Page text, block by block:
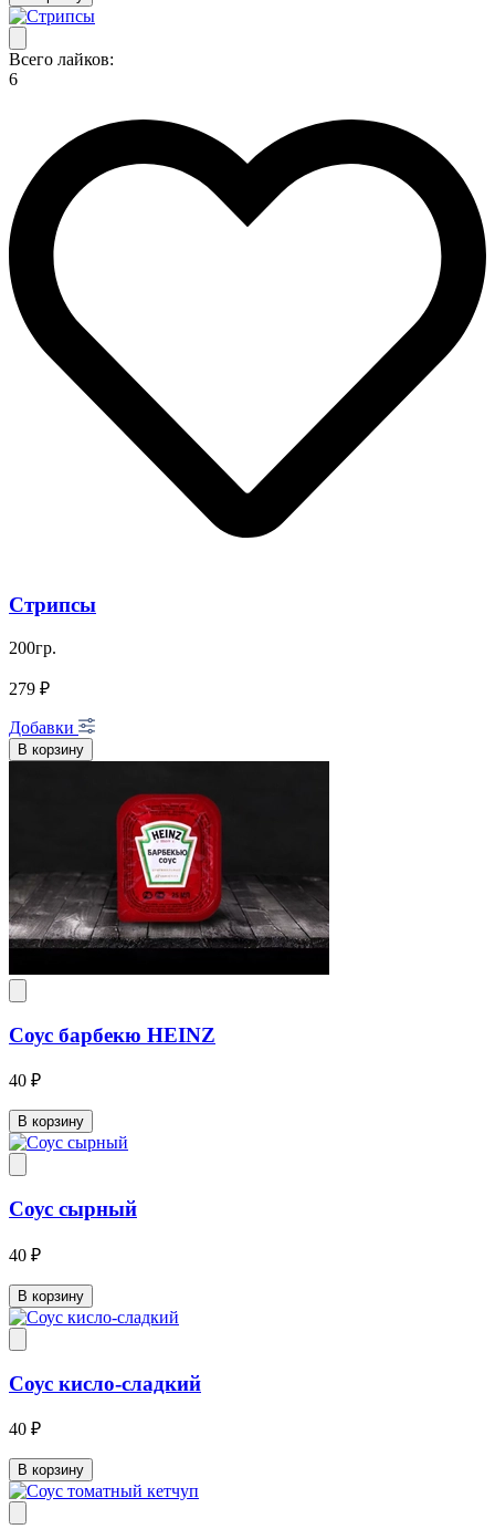
Всего лайков:
6
Стрипсы
200гр.
279 ₽
Добавки
В корзину
Соус барбекю HEINZ
40 ₽
В корзину
Соус сырный
40 ₽
В корзину
Соус кисло-сладкий
40 ₽
В корзину